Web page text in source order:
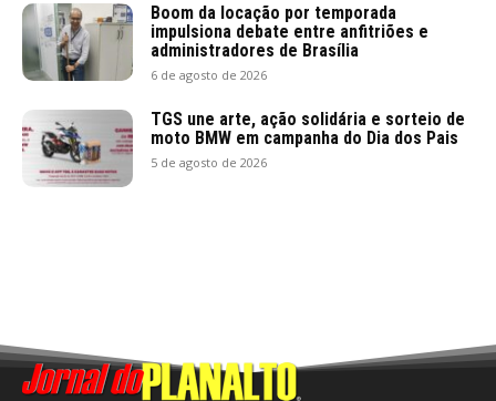
Boom da locação por temporada
impulsiona debate entre anfitriões e
administradores de Brasília
6 de agosto de 2026
TGS une arte, ação solidária e sorteio de
moto BMW em campanha do Dia dos Pais
5 de agosto de 2026